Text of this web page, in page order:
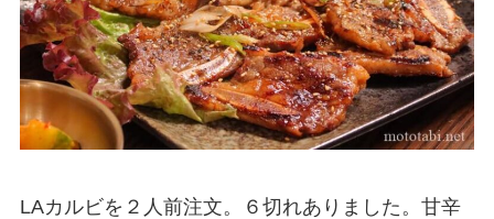
LAカルビを２人前注文。６切れありました。甘辛